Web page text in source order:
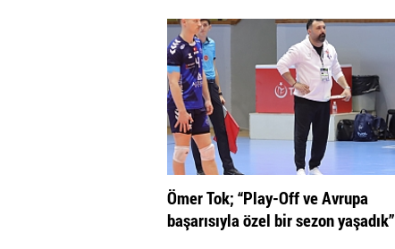
Ömer Tok; “Play-Off ve Avrupa
başarısıyla özel bir sezon yaşadık”